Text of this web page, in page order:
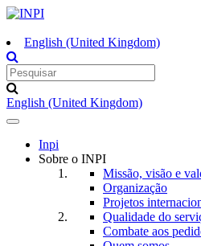
English (United Kingdom)
English (United Kingdom)
Toggle
navigation
Inpi
Sobre o INPI
Missão, visão e
Organização
Projetos
Qualidade do
Combate aos